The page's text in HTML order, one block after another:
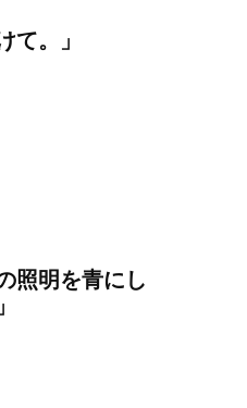
て。」
照明を青にし